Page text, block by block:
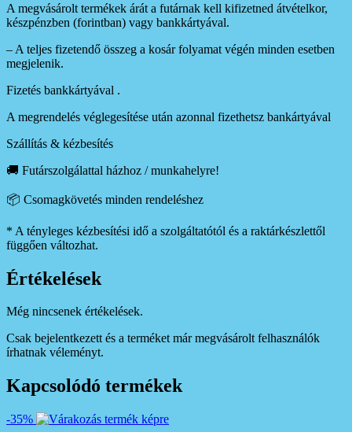
A megvásárolt termékek árát a futárnak kell kifizetned átvételkor,
készpénzben (forintban) vagy bankkártyával.
– A teljes fizetendő összeg a kosár folyamat végén minden esetben
megjelenik.
Fizetés bankkártyával .
A megrendelés véglegesítése után azonnal fizethetsz bankártyával
Szállítás & kézbesítés
🚚 Futárszolgálattal házhoz / munkahelyre!
📦 Csomagkövetés minden rendeléshez
* A tényleges kézbesítési idő a szolgáltatótól és a raktárkészlettől
függően változhat.
Értékelések
Még nincsenek értékelések.
Csak bejelentkezett és a terméket már megvásárolt felhasználók
írhatnak véleményt.
Kapcsolódó termékek
-35%